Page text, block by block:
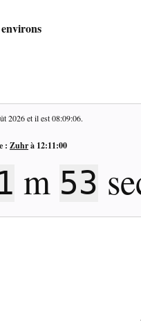
2026et il est08:09:06.
: Zuhrà 12:11:00
m 53